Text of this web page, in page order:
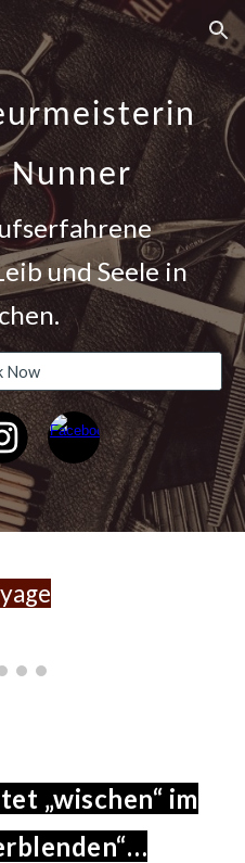
Skip to navigation
Nunner
und Seele in
Now
„wischen“ im